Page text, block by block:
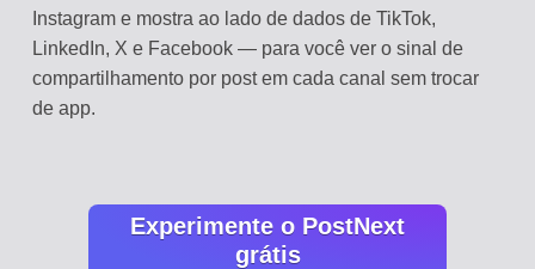
Instagram e mostra ao lado de dados de TikTok,
LinkedIn, X e Facebook — para você ver o sinal de
compartilhamento por post em cada canal sem trocar
de app.
Experimente o PostNext
grátis